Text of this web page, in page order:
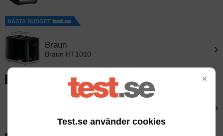
×
Test.se använder cookies
BÄSTA BUDGET
Braun
Braun HT1010 ›
›